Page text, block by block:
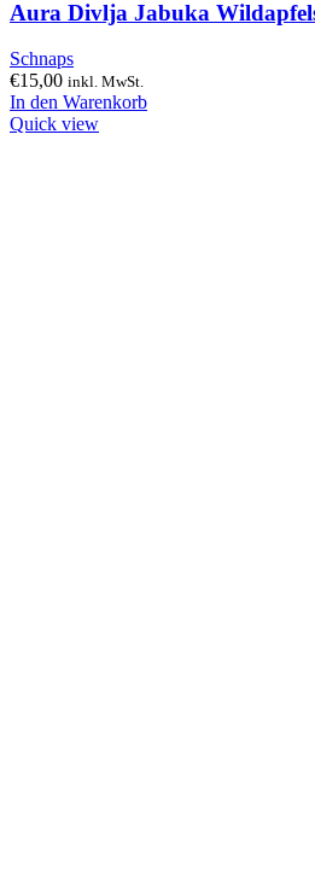
Aura Divlja Jabuka
Schnaps
€15,00 inkl. MwSt.
In den Warenkorb
Quick view